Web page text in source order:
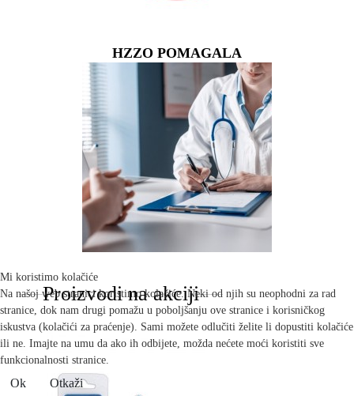
HZZO POMAGALA
Proizvodi na akciji
Mi koristimo kolačiće
Na našoj web stranici koristimo kolačiće. Neki od njih su neophodni za rad
stranice, dok nam drugi pomažu u poboljšanju ove stranice i korisničkog
iskustva (kolačići za praćenje). Sami možete odlučiti želite li dopustiti kolačiće
ili ne. Imajte na umu da ako ih odbijete, možda nećete moći koristiti sve
funkcionalnosti stranice.
Ok Otkaži